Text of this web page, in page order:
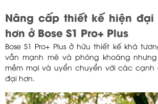
Nâng cấp thiết kế hiện
hơn ở Bose S1 Pro+ Plus
Bose S1 Pro+ Plus ở hữu thiết kế khá
vẫn mạnh mẽ và phóng khoáng
mềm mại và uyển chuyển với các cạnh
đại hơn.